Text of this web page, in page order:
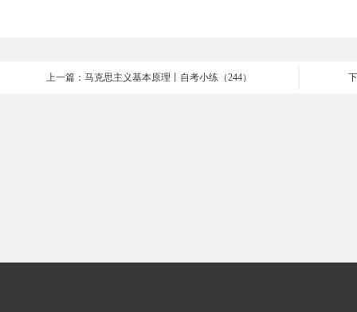
上一篇：马克思主义基本原理丨自考小练（244）